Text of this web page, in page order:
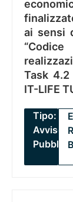
ai sensi
Task 4.2
IT-LIFE
Tipo:
Avviso
Pubblico